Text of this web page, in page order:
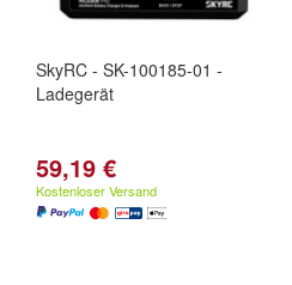
SkyRC - SK-100185-01 -
Ladegerät
59,19 €
Kostenloser Versand